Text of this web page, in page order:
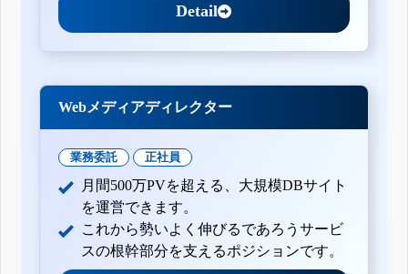
Detail
Webメディアディレクター
業務委託 正社員
月間500万PVを超える、大規模DBサイト
を運営できます。
これから勢いよく伸びるであろうサービ
スの根幹部分を支えるポジションです。